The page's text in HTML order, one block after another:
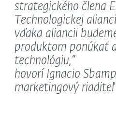
strategického člena
Technologickej
vďaka aliancii
produktom ponúkať
technológiu,”
hovorí Ignacio
marketingový riaditeľ